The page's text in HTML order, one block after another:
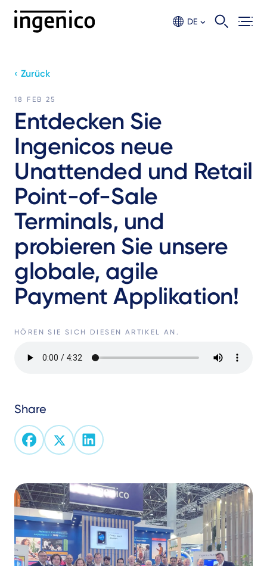
DE
‹ Zurück
18 FEB 25
Entdecken Sie
Ingenicos neue
Unattended und Retail
Point-of-Sale
Terminals, und
probieren Sie unsere
globale, agile
Payment Applikation!
HÖREN SIE SICH DIESEN ARTIKEL AN.
file
Share